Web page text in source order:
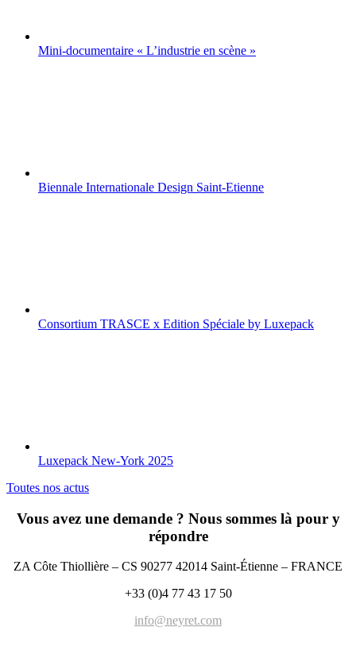
Mini-documentaire « L’industrie en scène »
Biennale Internationale Design Saint-Etienne
Consortium TRASCE x Edition Spéciale by Luxepack
Luxepack New-York 2025
Toutes nos actus
Vous avez une demande ? Nous sommes là pour y
répondre
ZA Côte Thiollière – CS 90277 42014 Saint-Étienne – FRANCE
+33 (0)4 77 43 17 50
info@neyret.com